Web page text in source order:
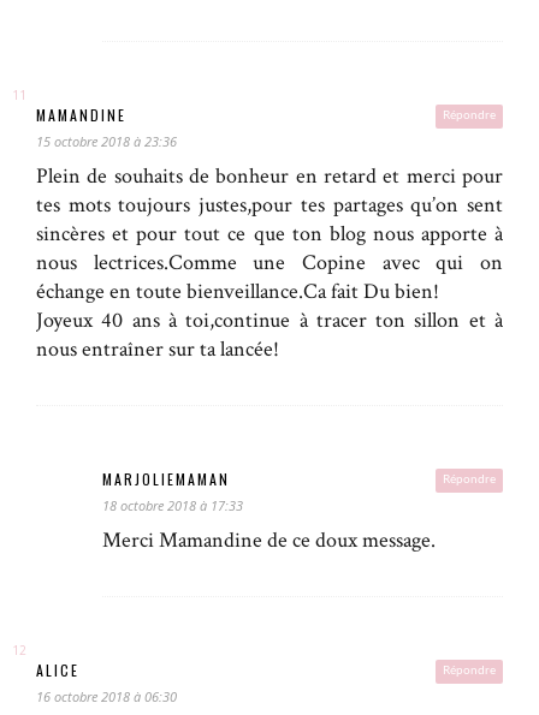
Répondre
MAMANDINE
15 octobre 2018 à 23:36
Plein de souhaits de bonheur en retard et merci pour
tes mots toujours justes,pour tes partages qu’on sent
sincères et pour tout ce que ton blog nous apporte à
nous lectrices.Comme une Copine avec qui on
échange en toute bienveillance.Ca fait Du bien!
Joyeux 40 ans à toi,continue à tracer ton sillon et à
nous entraîner sur ta lancée!
Répondre
MARJOLIEMAMAN
18 octobre 2018 à 17:33
Merci Mamandine de ce doux message.
Répondre
ALICE
16 octobre 2018 à 06:30